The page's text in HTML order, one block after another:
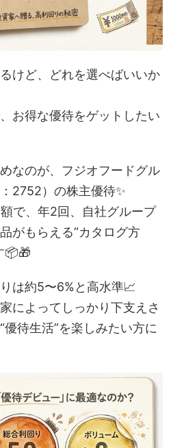
けど、どれを選べばいいか
お得な優待をゲットしたい
なのが、フジオフードグル
2752）の株主優待✨
で、年2回、自社グループ
がもらえる“カタログ方
📦🎁
は約5〜6%と高水準📈
によってしっかり下支えさ
待生活”を楽しみたい方に